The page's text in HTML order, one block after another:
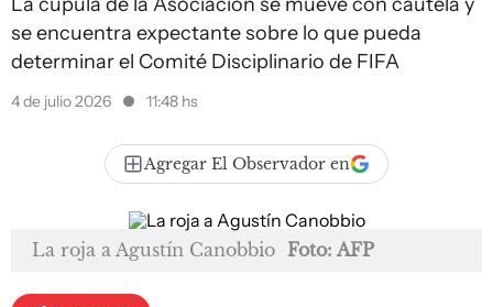
se encuentra expectante sobre lo que pueda
determinar el Comité Disciplinario de FIFA
4 de julio 2026 11:48 hs
Agregar El Observador en
La roja a Agustín Canobbio Foto: AFP